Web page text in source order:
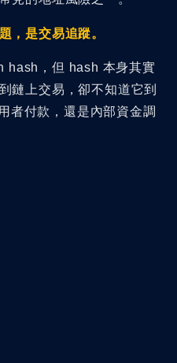
，是交易追蹤。
hash，但 hash 本身其實
鏈上交易，卻不知道它到
者付款，還是內部資金調